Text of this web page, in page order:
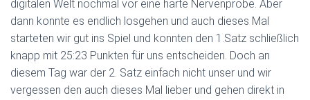
digitalen Welt nochmal vor eine harte Nervenprobe. Aber
dann konnte es endlich losgehen und auch dieses Mal
starteten wir gut ins Spiel und konnten den 1.Satz schließlich
knapp mit 25:23 Punkten für uns entscheiden. Doch an
diesem Tag war der 2. Satz einfach nicht unser und wir
vergessen den auch dieses Mal lieber und gehen direkt in